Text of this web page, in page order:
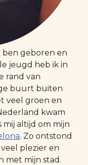
ben geboren en
jeugd heb ik in
rand van
buurt buiten
veel groen en
kwam
altijd om mijn
. Zo ontstond
plezier en
met mijn stad.